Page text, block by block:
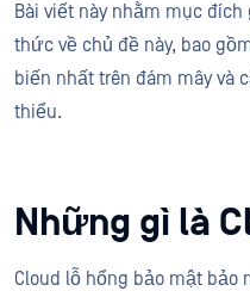
Bài viết này nhằm mục
thức về chủ đề này, bao
biến nhất trên đám mây và
thiểu.
Những gì là
Cloud lỗ hổng bảo mật bảo